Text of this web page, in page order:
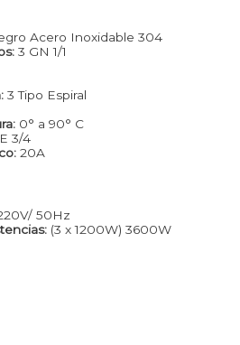
Acero Inoxidable 304
3 GN 1/1
3 Tipo Espiral
0° a 90° C
3/4
20A
50Hz
(3 x 1200W) 3600W